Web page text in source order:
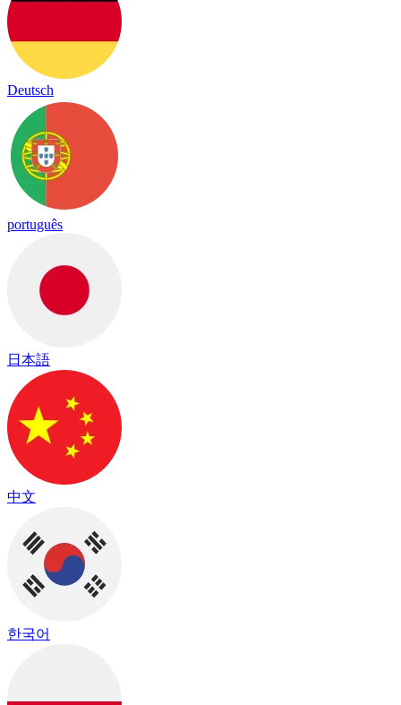
Deutsch
português
日本語
中文
한국어